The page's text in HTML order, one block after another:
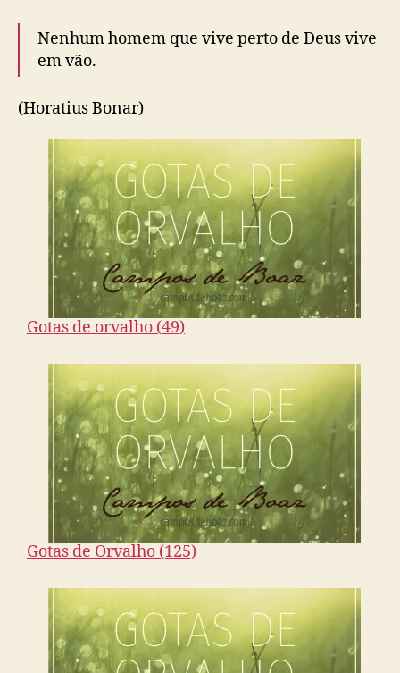
Nenhum homem que vive perto de Deus vive
em vão.
(Horatius Bonar)
Gotas de orvalho (49)
Gotas de Orvalho (125)